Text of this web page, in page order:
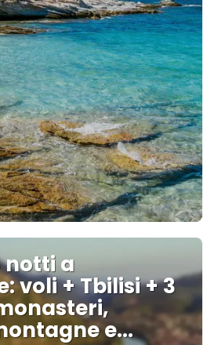
Pozrieť sa
notti a
voli + Tbilisi + 3
e...